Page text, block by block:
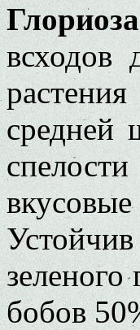
Глориоза
всходов
средней
бобов